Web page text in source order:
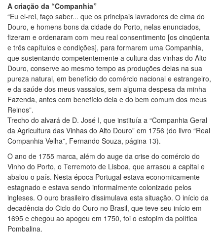
A criação da “Companhia”
“Eu el-rei, faço saber... que os principais lavradores de cima do
Douro, e homens bons da cidade do Porto, nelas enunciados,
fizeram e ordenaram com meu real consentimento [os cinqüenta
e três capítulos e condições], para formarem uma Companhia,
que sustentando competentemente a cultura das vinhas do Alto
Douro, conserve ao mesmo tempo as produções delas na sua
pureza natural, em benefício do comércio nacional e estrangeiro,
e da saúde dos meus vassalos, sem alguma despesa da minha
Fazenda, antes com benefício dela e do bem comum dos meus
Reinos”.
Trecho do alvará de D. José I, que instituía a “Companhia Geral
da Agricultura das Vinhas do Alto Douro” em 1756 (do livro “Real
Companhia Velha”, Fernando Souza, página 13).
O ano de 1755 marca, além do auge da crise do comércio do
Vinho do Porto, o Terremoto de Lisboa, que arrasou a capital e
abalou o país. Nesta época Portugal estava economicamente
estagnado e estava sendo informalmente colonizado pelos
ingleses. O ouro brasileiro dissimulava esta situação. O início da
decadência do Ciclo do Ouro no Brasil, que teve seu início em
1695 e chegou ao apogeu em 1750, foi o estopim da política
Pombalina.